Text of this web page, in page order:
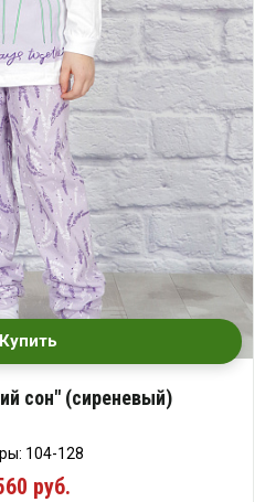
Купить
сон" (сиреневый)
104-128
руб.